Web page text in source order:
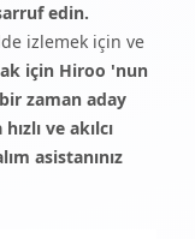
edin.
izlemek için ve
için Hiroo 'nun
zaman aday
ve akılcı
asistanınız